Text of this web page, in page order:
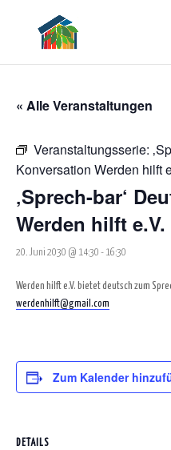
« Alle Veranstaltungen
Veranstaltungsserie:
Konversation Werden hilft
‚Sprech-bar‘
Werden hilft e.V.
20. Juni 2030 @ 14:30 - 16:30
Werden hilft e.V. bietet deutsch zum
werdenhilft@gmail.com
Zum Kalender
DETAILS